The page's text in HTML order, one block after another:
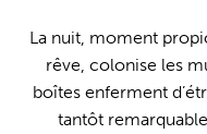
La nuit, moment
rêve, colonise les
boîtes enferment
tantôt